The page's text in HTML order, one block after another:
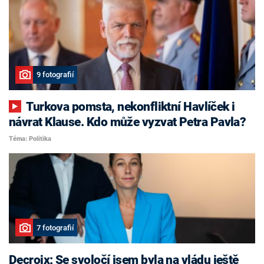
9 fotografií
Turkova pomsta, nekonfliktní Havlíček i
návrat Klause. Kdo může vyzvat Petra Pavla?
Téma: Politika
7 fotografií
Decroix: Se svoločí jsem byla na vládu ještě